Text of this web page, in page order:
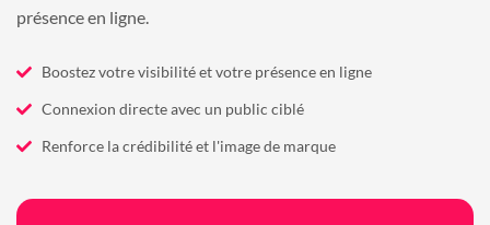
présence en ligne.
Boostez votre visibilité et votre présence en ligne
Connexion directe avec un public ciblé
Renforce la crédibilité et l'image de marque